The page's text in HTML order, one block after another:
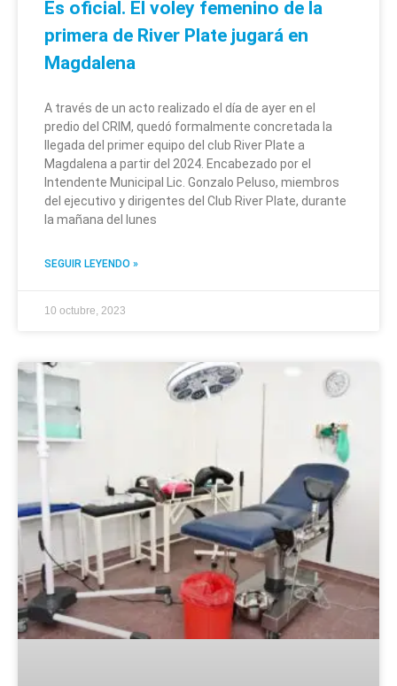
Es oficial. El voley femenino de la
primera de River Plate jugará en
Magdalena
A través de un acto realizado el día de ayer en el
predio del CRIM, quedó formalmente concretada la
llegada del primer equipo del club River Plate a
Magdalena a partir del 2024. Encabezado por el
Intendente Municipal Lic. Gonzalo Peluso, miembros
del ejecutivo y dirigentes del Club River Plate, durante
la mañana del lunes
SEGUIR LEYENDO »
10 octubre, 2023